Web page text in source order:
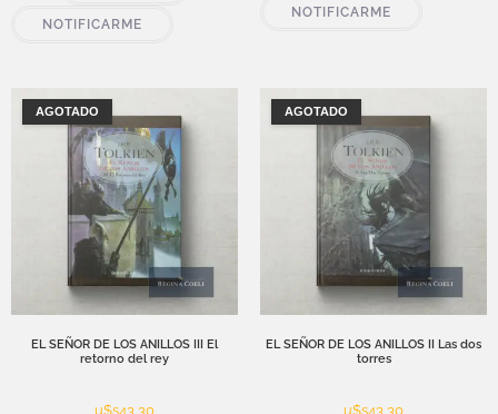
NOTIFICARME
NOTIFICARME
AGOTADO
EL SEÑOR DE LOS ANILLOS III El
retorno del rey
u$s43,30
AGOTADO
EL SEÑOR DE LOS ANILLOS II Las dos
torres
u$s43,30